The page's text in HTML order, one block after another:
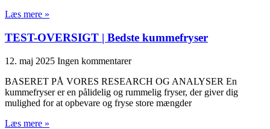
Læs mere »
TEST-OVERSIGT | Bedste kummefryser
12. maj 2025 Ingen kommentarer
BASERET PÅ VORES RESEARCH OG ANALYSER En
kummefryser er en pålidelig og rummelig fryser, der giver dig
mulighed for at opbevare og fryse store mængder
Læs mere »